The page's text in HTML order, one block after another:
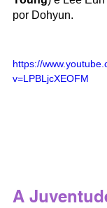
por Dohyun.
https://
v=LPBLjcXEOFM
A